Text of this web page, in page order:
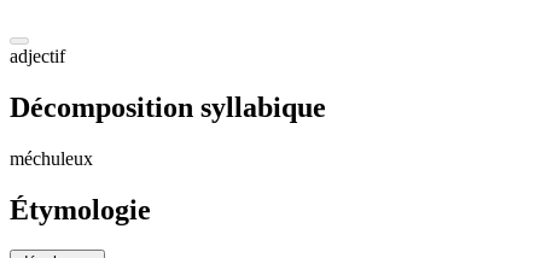
adjectif
Décomposition syllabique
méchuleux
Étymologie